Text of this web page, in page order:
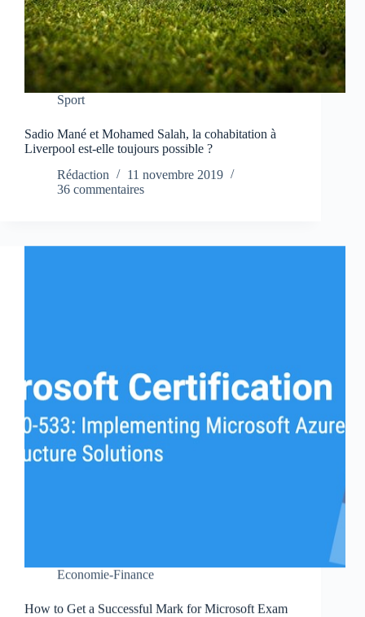
Sport
Sadio Mané et Mohamed Salah, la cohabitation à
Liverpool est-elle toujours possible ?
Rédaction
11 novembre 2019
36 commentaires
Economie-Finance
How to Get a Successful Mark for Microsoft Exam